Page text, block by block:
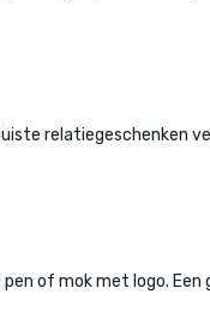
relatiegeschenken
of mok met logo.